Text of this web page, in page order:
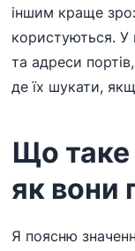
іншим краще
користуються. У
та адреси
де їх шукати,
Що таке
як вони
Я поясню